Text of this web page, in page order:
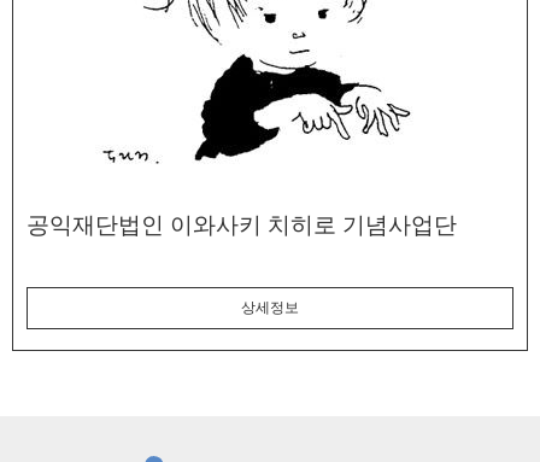
공익재단법인 이와사키 치히로 기념사업단
상세정보